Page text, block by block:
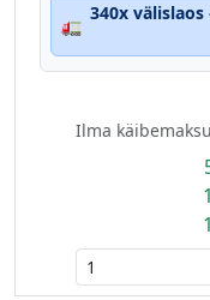
🚛
340x
Ilma